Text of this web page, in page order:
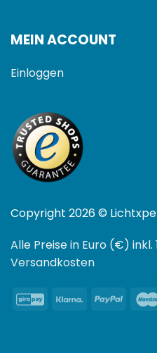
MEIN ACCOUNT
Einloggen
Copyright 2026 ©
Alle Preise in Euro (€) inkl.
Versandkosten
GiroPayKlarna